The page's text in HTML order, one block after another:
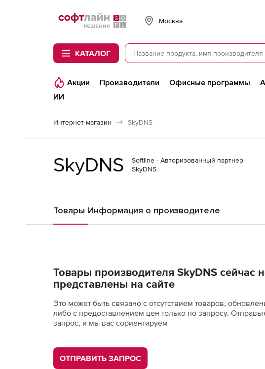
Softline
Москва
КАТАЛОГ
Акции Производители Офисные программы
ИИ
Интернет-магазин SkyDNS
SkyDNS
Softline - Авторизованный партнер
SkyDNS
Товары Информация о производителе
Товары производителя SkyDNS сейчас
представлены на сайте
Это может быть связано с отсутствием товаров,
либо с предоставлением цен только по запросу.
запрос, и мы вас сориентируем
ОТПРАВИТЬ ЗАПРОС